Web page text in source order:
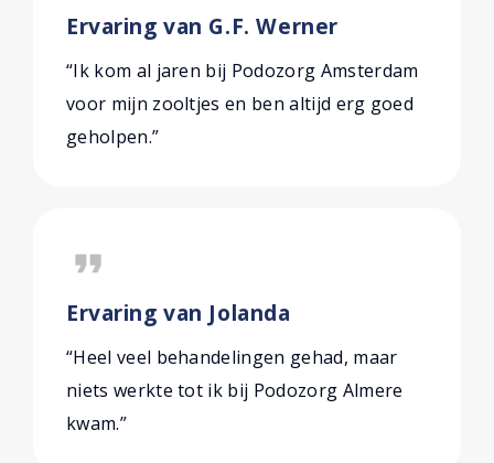
Ervaring van G.F. Werner
“Ik kom al jaren bij Podozorg Amsterdam
voor mijn zooltjes en ben altijd erg goed
geholpen.”
format_quote
Ervaring van Jolanda
“Heel veel behandelingen gehad, maar
niets werkte tot ik bij Podozorg Almere
kwam.”